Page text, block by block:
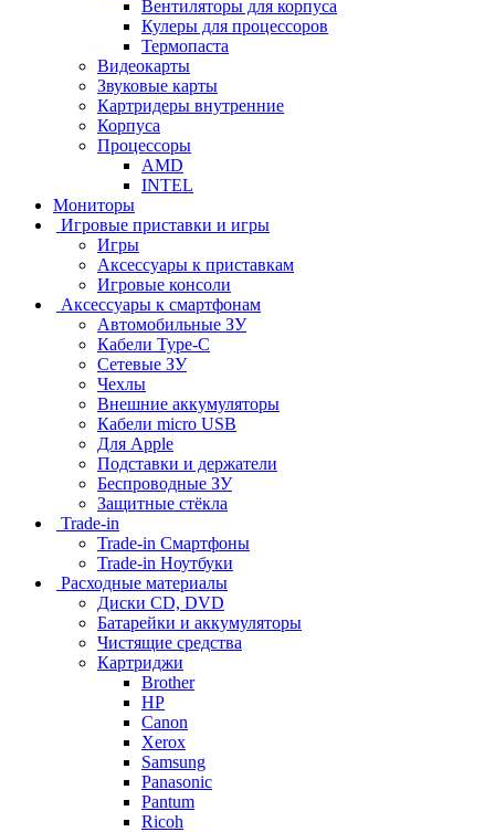
Вентиляторы для корпуса
Кулеры для процессоров
Термопаста
Видеокарты
Звуковые карты
Картридеры внутренние
Корпуса
Процессоры
AMD
INTEL
Мониторы
Игровые приставки и игры
Игры
Аксессуары к приставкам
Игровые консоли
Аксессуары к смартфонам
Автомобильные ЗУ
Кабели Type-C
Сетевые ЗУ
Чехлы
Внешние аккумуляторы
Кабели micro USB
Для Apple
Подставки и держатели
Беспроводные ЗУ
Защитные стёкла
Trade-in
Trade-in Смартфоны
Trade-in Ноутбуки
Расходные материалы
Диски CD, DVD
Батарейки и аккумуляторы
Чистящие средства
Картриджи
Brother
HP
Canon
Xerox
Samsung
Panasonic
Pantum
Ricoh